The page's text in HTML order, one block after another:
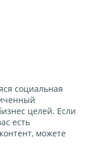
социальная
целей. Если
есть
можете